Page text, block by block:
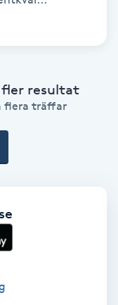
resultat
flera träffar